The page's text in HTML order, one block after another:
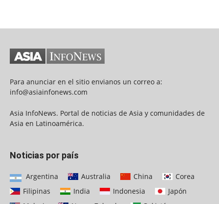
Para anunciar en el sitio envianos un correo a:
info@asiainfonews.com
Asia InfoNews. Portal de noticias de Asia y comunidades de
Asia en Latinoamérica.
Noticias por país
Argentina Australia China
Corea
Filipinas
India Indonesia
Japón